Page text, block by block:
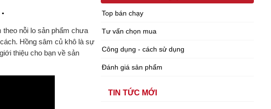
nỗi lo sản phẩm chưa
Hồng sâm củ khô là sự
thiệu cho bạn về sản
Top bán chạy
Tư vấn chọn mua
Công dụng - cách sử dụng
Đánh giá sản phẩm
TIN TỨC MỚI